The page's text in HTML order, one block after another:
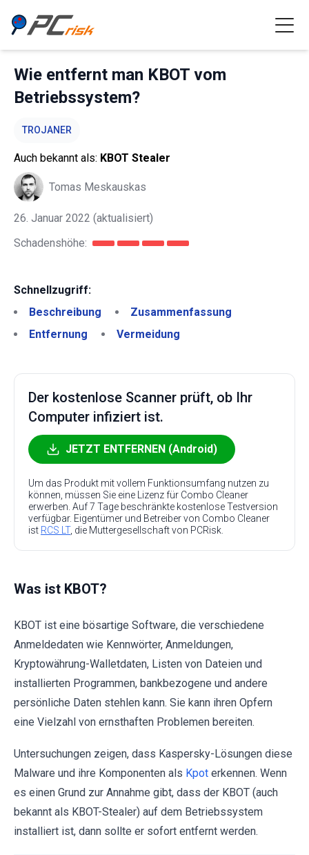
Wie entfernt man KBOT vom
Betriebssystem?
TROJANER
Auch bekannt als: KBOT Stealer
Tomas Meskauskas
26. Januar 2022 (aktualisiert)
Schadenshöhe:
Schnellzugriff:
Beschreibung
Zusammenfassung
Entfernung
Vermeidung
Der kostenlose Scanner prüft, ob Ihr
Computer infiziert ist.
JETZT ENTFERNEN (Android)
Um das Produkt mit vollem Funktionsumfang nutzen zu
können, müssen Sie eine Lizenz für Combo Cleaner
erwerben. Auf 7 Tage beschränkte kostenlose Testversion
verfügbar. Eigentümer und Betreiber von Combo Cleaner
ist RCS LT, die Muttergesellschaft von PCRisk.
Was ist KBOT?
KBOT ist eine bösartige Software, die verschiedene
Anmeldedaten wie Kennwörter, Anmeldungen,
Kryptowährung-Walletdaten, Listen von Dateien und
installierten Programmen, bankbezogene und andere
persönliche Daten stehlen kann. Sie kann ihren Opfern
eine Vielzahl von ernsthaften Problemen bereiten.
Untersuchungen zeigen, dass Kaspersky-Lösungen diese
Malware und ihre Komponenten als Kpot erkennen. Wenn
es einen Grund zur Annahme gibt, dass der KBOT (auch
bekannt als KBOT-Stealer) auf dem Betriebssystem
installiert ist, dann sollte er sofort entfernt werden.